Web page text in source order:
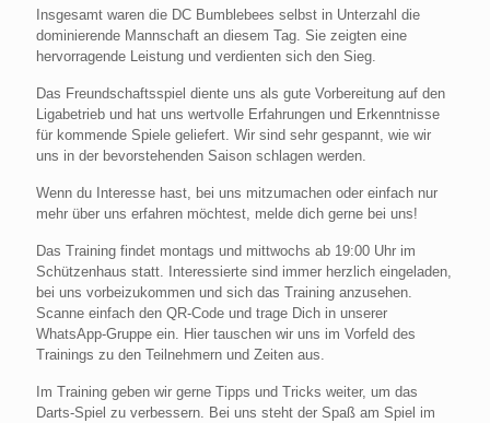
Insgesamt waren die DC Bumblebees selbst in Unterzahl die
dominierende Mannschaft an diesem Tag. Sie zeigten eine
hervorragende Leistung und verdienten sich den Sieg.
Das Freundschaftsspiel diente uns als gute Vorbereitung auf den
Ligabetrieb und hat uns wertvolle Erfahrungen und Erkenntnisse
für kommende Spiele geliefert. Wir sind sehr gespannt, wie wir
uns in der bevorstehenden Saison schlagen werden.
Wenn du Interesse hast, bei uns mitzumachen oder einfach nur
mehr über uns erfahren möchtest, melde dich gerne bei uns!
Das Training findet montags und mittwochs ab 19:00 Uhr im
Schützenhaus statt. Interessierte sind immer herzlich eingeladen,
bei uns vorbeizukommen und sich das Training anzusehen.
Scanne einfach den QR-Code und trage Dich in unserer
WhatsApp-Gruppe ein. Hier tauschen wir uns im Vorfeld des
Trainings zu den Teilnehmern und Zeiten aus.
Im Training geben wir gerne Tipps und Tricks weiter, um das
Darts-Spiel zu verbessern. Bei uns steht der Spaß am Spiel im